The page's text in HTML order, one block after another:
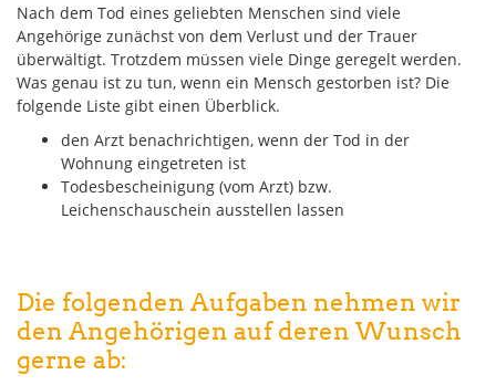
Nach dem Tod eines geliebten Menschen sind viele
Angehörige zunächst von dem Verlust und der Trauer
überwältigt. Trotzdem müssen viele Dinge geregelt werden.
Was genau ist zu tun, wenn ein Mensch gestorben ist? Die
folgende Liste gibt einen Überblick.
den Arzt benachrichtigen, wenn der Tod in der
Wohnung eingetreten ist
Todesbescheinigung (vom Arzt) bzw.
Leichenschauschein ausstellen lassen
Die folgenden Aufgaben nehmen wir
den Angehörigen auf deren Wunsch
gerne ab: